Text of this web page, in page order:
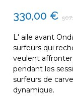
330,00 €
L' aile avant
surfeurs qui
veulent
pendant les
surfeurs de
dynamique.